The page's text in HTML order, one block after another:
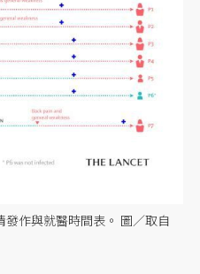
作與就醫時間表。 圖／取自